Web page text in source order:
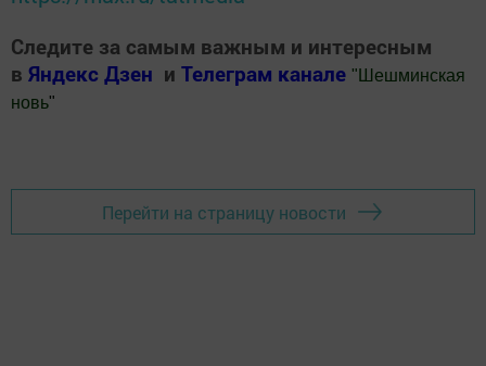
Следите за самым важным и интересным
в Яндекс Дзен и Телеграм канале " Шешминская
новь"
Перейти на страницу новости